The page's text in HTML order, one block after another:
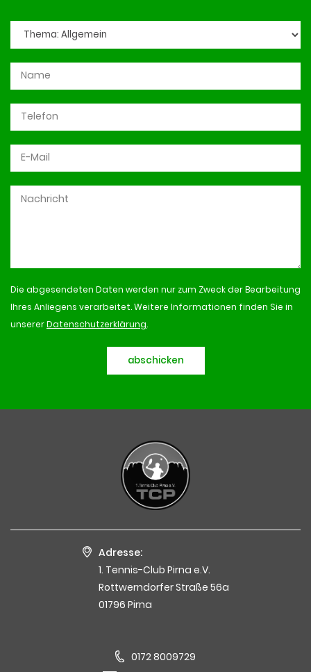
Die abgesendeten Daten werden nur zum Zweck der Bearbeitung
Ihres Anliegens verarbeitet. Weitere Informationen finden Sie in
unsererDatenschutzerklärung.
abschicken
Adresse:
1. Tennis-Club Pirna e.V.
Rottwerndorfer Straße 56a
01796 Pirna
0172 8009729